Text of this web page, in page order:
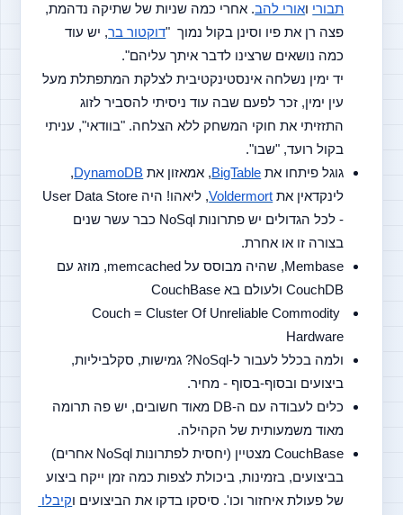
תבורי ואורי להב
פצה רן את פיו וסינן בקול נמוך  "דוקטור בר
, יש עוד
כמה נושאים שרצינו לדבר איתך עליהם".
יד ימין נשלחה אינסטינקטיבית לצלקת המתפתלת מעל
עין ימין, זכר לפעם שבה עוד ניסיתי להסביר לזוג
בקול רועד, "שבו".
גוגל פיתחו את BigTable, אמאזון את DynamoDB
לינקדאין את Voldermort
בצורה זו או אחרת.
CouchDB ולעולם בא CouchBase
Couch = Cluster Of Unreliable Commodity
Hardware
ביצועים ובסוף-בסוף - מחיר.
מאוד משמעותית של הקהילה.
בביצועים, בזמינות, ביכולת לצפות כמה זמן ייקח ביצוע
של פעולת איחזור וכו'. סיסקו בדקו את הביצועים ו